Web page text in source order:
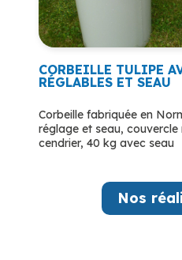
CORBEILLE TULIPE
RÉGLABLES ET SEAU
Corbeille fabriquée en
réglage et seau,
cendrier, 40 kg avec seau
Nos